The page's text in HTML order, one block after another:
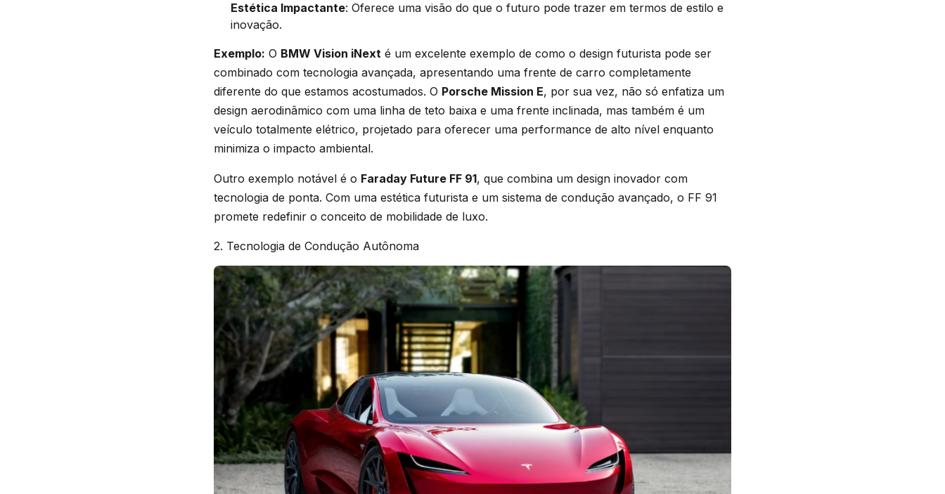
Estética Impactante: Oferece uma visão do que o futuro pode trazer em termos de estilo e
inovação.
Exemplo: O BMW Vision iNext é um excelente exemplo de como o design futurista pode ser
combinado com tecnologia avançada, apresentando uma frente de carro completamente
diferente do que estamos acostumados. O Porsche Mission E, por sua vez, não só enfatiza um
design aerodinâmico com uma linha de teto baixa e uma frente inclinada, mas também é um
veículo totalmente elétrico, projetado para oferecer uma performance de alto nível enquanto
minimiza o impacto ambiental.
Outro exemplo notável é o Faraday Future FF 91, que combina um design inovador com
tecnologia de ponta. Com uma estética futurista e um sistema de condução avançado, o FF 91
promete redefinir o conceito de mobilidade de luxo.
2. Tecnologia de Condução Autônoma